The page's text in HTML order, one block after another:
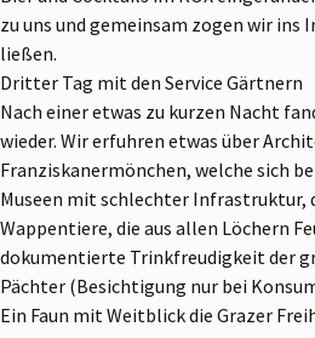
zu uns und gemeinsam zogen wir ins
ließen.
Dritter Tag mit den Service Gärtnern
Nach einer etwas zu kurzen Nacht
wieder. Wir erfuhren etwas über
Franziskanermönchen, welche sich
Museen mit schlechter
Wappentiere, die aus allen Löchern
dokumentierte Trinkfreudigkeit der
Pächter (Besichtigung nur bei
Ein Faun mit Weitblickdie Grazer